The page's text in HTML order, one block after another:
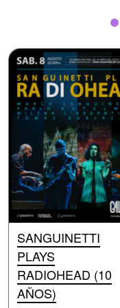
SANGUINETTI
PLAYS
RADIOHEAD (10
AÑOS)